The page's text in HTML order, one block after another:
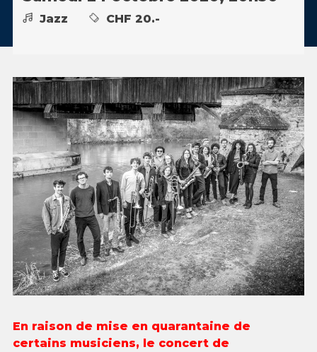
Jazz CHF 20.-
En raison de mise en quarantaine de
certains musiciens, le concert de